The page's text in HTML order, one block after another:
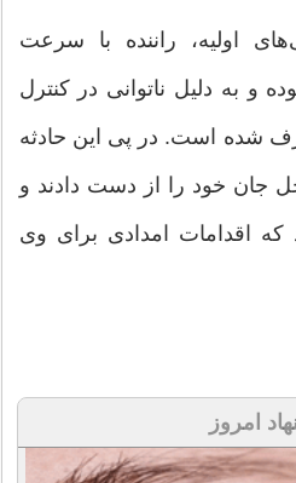
اولیه، راننده با سرعت
و به دلیل ناتوانی در کنترل
شده است. در پی این حادثه
جان خود را از دست دادند و
اقدامات امدادی برای وی
امروز